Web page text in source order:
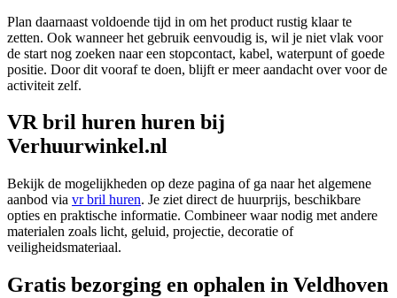
Plan daarnaast voldoende tijd in om het product rustig klaar te
zetten. Ook wanneer het gebruik eenvoudig is, wil je niet vlak voor
de start nog zoeken naar een stopcontact, kabel, waterpunt of goede
positie. Door dit vooraf te doen, blijft er meer aandacht over voor de
activiteit zelf.
VR bril huren huren bij
Verhuurwinkel.nl
Bekijk de mogelijkheden op deze pagina of ga naar het algemene
aanbod via vr bril huren. Je ziet direct de huurprijs, beschikbare
opties en praktische informatie. Combineer waar nodig met andere
materialen zoals licht, geluid, projectie, decoratie of
veiligheidsmateriaal.
Gratis bezorging en ophalen in Veldhoven